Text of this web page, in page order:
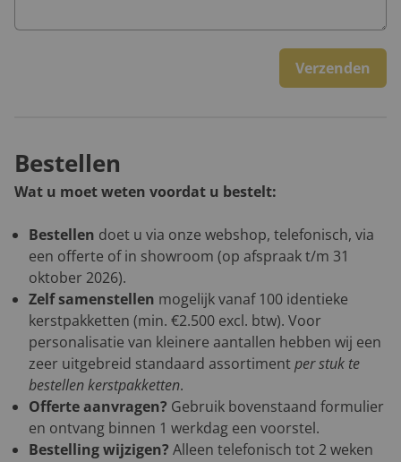
Verzenden
Bestellen
Wat u moet weten voordat u bestelt:
Bestellen doet u via onze webshop, telefonisch, via
een offerte of in showroom (op afspraak t/m 31
oktober 2026).
Zelf samenstellen mogelijk vanaf 100 identieke
kerstpakketten (min. €2.500 excl. btw). Voor
personalisatie van kleinere aantallen hebben wij een
zeer uitgebreid standaard assortimentper stuk te
bestellen kerstpakketten.
Offerte aanvragen? Gebruik bovenstaand formulier
en ontvang binnen 1 werkdag een voorstel.
Bestelling wijzigen? Alleen telefonisch tot 2 weken